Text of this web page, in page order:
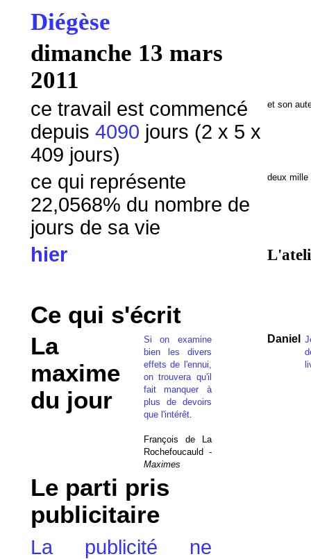
Diégèse
dimanche 13 mars
2011
ce travail est commencé
depuis 4090 jours (2 x 5 x
409 jours)
et son
ce qui représente
22,0568% du nombre de
jours de sa vie
deux mille
hier
Ce qui s'écrit
La
maxime
du jour
Si on examine
bien les divers
effets de l'ennui,
on trouvera qu'il
fait manquer à
plus de devoirs
que l'intérêt.
François de La
Rochefoucauld -
Maximes
Daniel
Le parti pris
publicitaire
La publicité ne